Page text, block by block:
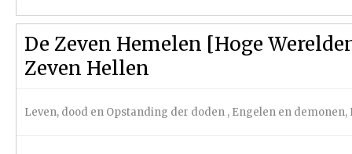
De Zeven Hemelen [Hoge
Zeven Hellen
Leven, dood en Opstanding der doden , Engelen en demonen,